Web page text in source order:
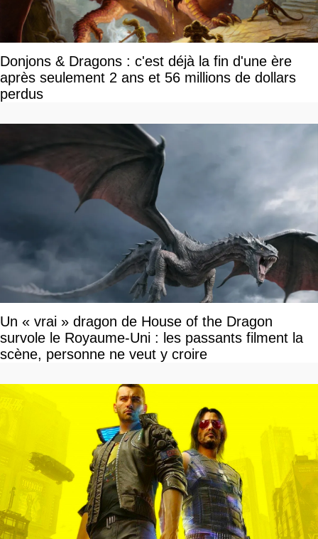
Donjons & Dragons : c'est déjà la fin d'une ère
après seulement 2 ans et 56 millions de dollars
perdus
Un « vrai » dragon de House of the Dragon
survole le Royaume-Uni : les passants filment la
scène, personne ne veut y croire